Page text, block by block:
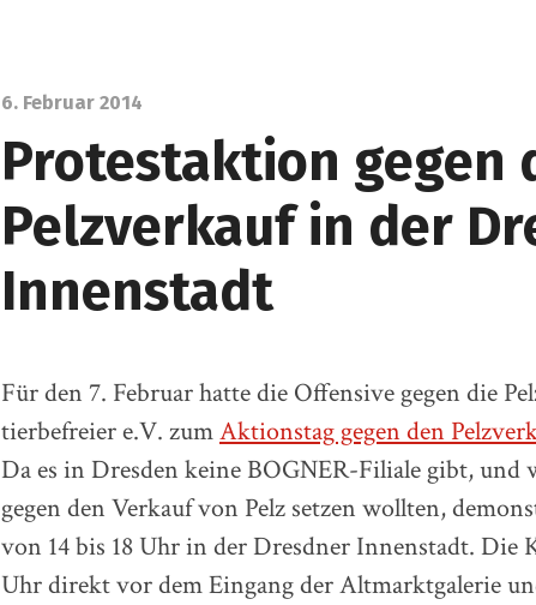
6. Februar 2014
Protestaktion gegen
Pelzverkauf in der
Innenstadt
Für den 7. Februar hatte die Offensive gegen die
tierbefreier e.V. zumAktionstag gegen den
Da es in Dresden keine BOGNER-Filiale gibt,
gegen den Verkauf von Pelz setzen wollten,
von 14 bis 18 Uhr in der Dresdner Innenstadt. Die
Uhr direkt vor dem Eingang der Altmarktgalerie